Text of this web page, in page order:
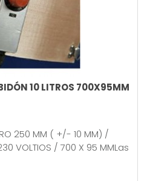
10 LITROS 700X95MM
250 MM ( +/- 10 MM) /
VOLTIOS / 700 X 95 MMLas